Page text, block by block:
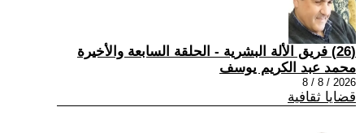
(26) فريق الألة البشرية - الحلقة السابعة والأخيرة
محمد عبد الكريم يوسف
2026 / 8 / 8
قضايا ثقافية